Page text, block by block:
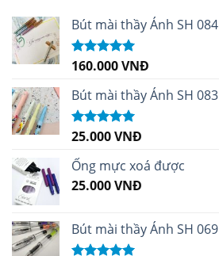
Bút mài thầy Ánh SH 084
Được xếp
sao
160.000VNĐ
Bút mài thầy Ánh SH 083
Được xếp
sao
25.000VNĐ
Ống mực xoá được
25.000VNĐ
Bút mài thầy Ánh SH 069